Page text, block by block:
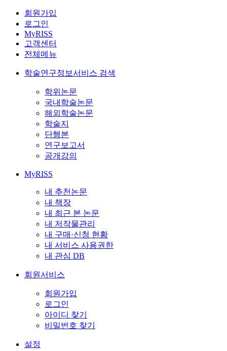
회원가입
로그인
MyRISS
고객센터
전체메뉴
학술연구정보서비스 검색
학위논문
국내학술논문
해외학술논문
학술지
단행본
연구보고서
공개강의
MyRISS
내 추천논문
내 책장
내 최근 본 논문
내 저작물관리
내 구매·신청 현황
내 서비스 사용권한
내 관심 DB
회원서비스
회원가입
로그인
아이디 찾기
비밀번호 찾기
설정